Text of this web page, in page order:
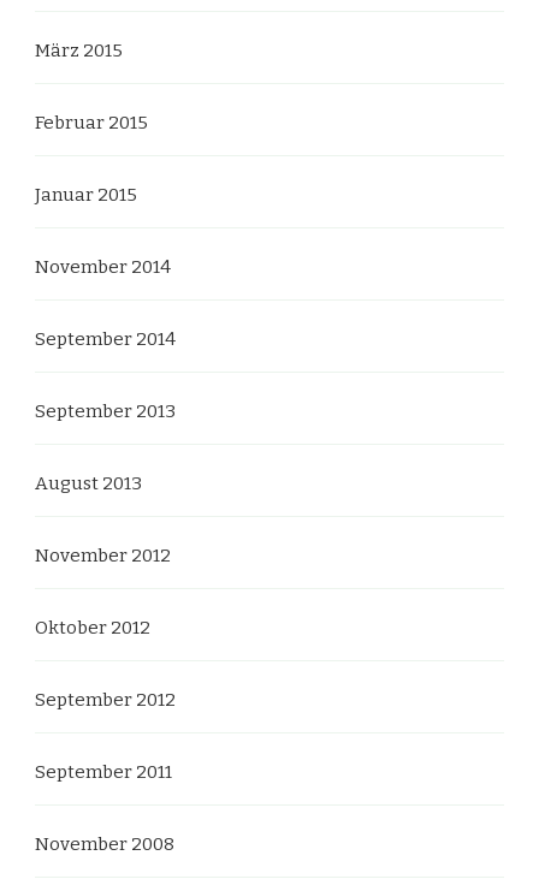
März 2015
Februar 2015
Januar 2015
November 2014
September 2014
September 2013
August 2013
November 2012
Oktober 2012
September 2012
September 2011
November 2008